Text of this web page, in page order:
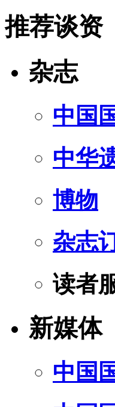
推荐谈资
杂志
中国
中华
博物
杂志
读者
新媒体
中国